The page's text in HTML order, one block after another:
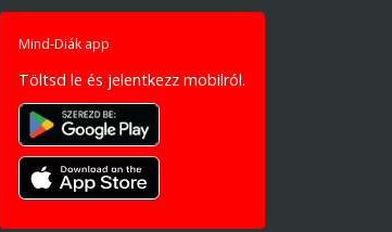
Mind-Diák app
Töltsd le és jelentkezz mobilról.